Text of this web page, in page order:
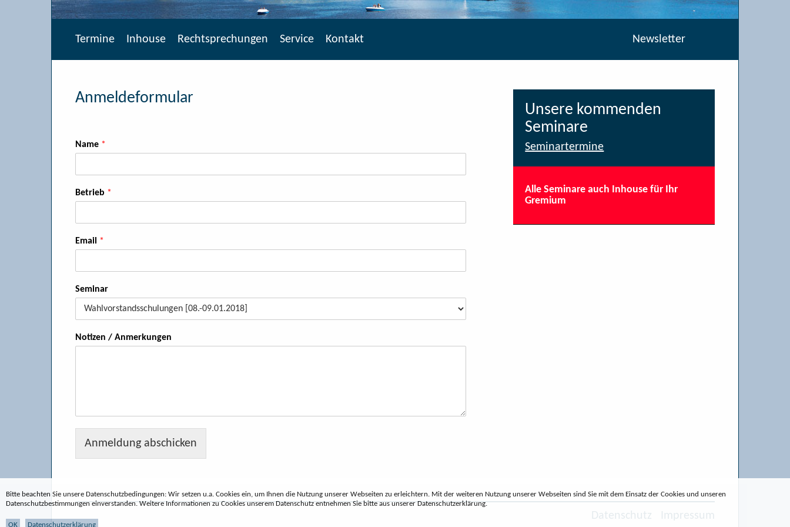
Termine Inhouse Rechtsprechungen Service Kontakt Newsletter
Anmeldeformular
Name *
Betrieb *
Email *
Seminar
Notizen / Anmerkungen
Anmeldung abschicken
Unsere kommenden
Seminare
Seminartermine
Alle Seminare auch Inhouse für Ihr
Gremium
Datenschutz Impressum
Bitte beachten Sie unsere Datenschutzbedingungen: Wir setzen u.a. Cookies ein, um Ihnen die Nutzung unserer Webseiten zu erleichtern. Mit der weiteren Nutzung unserer Webseiten sind Sie mit dem Einsatz der Cookies und unseren
Datenschutzbestimmungen einverstanden. Weitere Informationen zu Cookies unserem Datenschutz entnehmen Sie bitte aus unserer Datenschutzerklärung.
OK Datenschutzerklärung